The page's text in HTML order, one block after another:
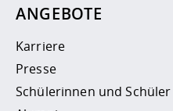
ANGEBOTE
Karriere
Presse
Schülerinnen und Schüler